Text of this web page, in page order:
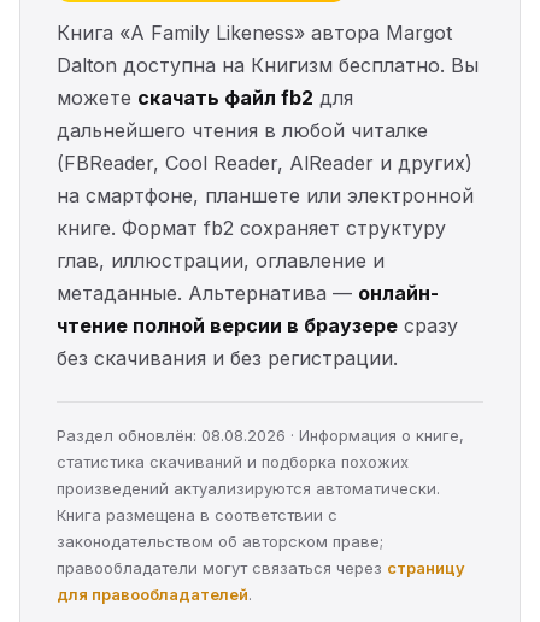
Книга «A Family Likeness» автора Margot
Dalton доступна на Книгизм бесплатно. Вы
можете скачать файл fb2 для
дальнейшего чтения в любой читалке
(FBReader, Cool Reader, AlReader и других)
на смартфоне, планшете или электронной
книге. Формат fb2 сохраняет структуру
глав, иллюстрации, оглавление и
метаданные. Альтернатива — онлайн-
чтение полной версии в браузере сразу
без скачивания и без регистрации.
Раздел обновлён: 08.08.2026 · Информация о книге,
статистика скачиваний и подборка похожих
произведений актуализируются автоматически.
Книга размещена в соответствии с
законодательством об авторском праве;
правообладатели могут связаться через страницу
для правообладателей.